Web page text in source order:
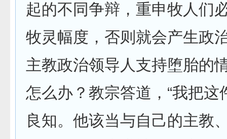
起的不同争辩，重申牧人们
牧灵幅度，否则就会产生政
主教政治领导人支持堕胎的
怎么办？教宗答道，“我把这
良知。他该当与自己的主教